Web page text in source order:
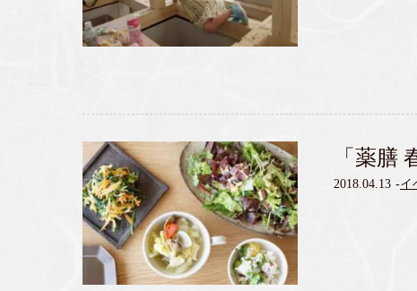
「薬膳
2018.04.13 -イ